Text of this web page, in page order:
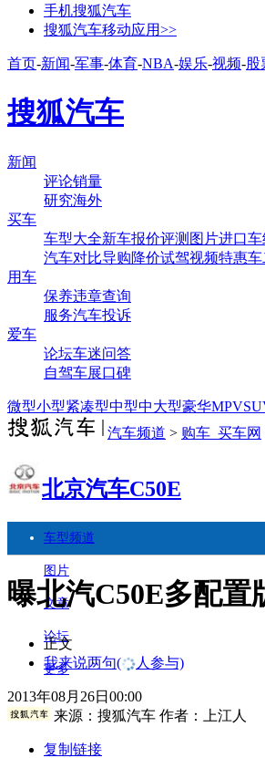
手机搜狐汽车
搜狐汽车移动应用>>
首页-新闻-军事-体育-NBA-娱乐-视频-股
搜狐汽车
新闻
评论销量
研究海外
买车
车型大全新车报价评测 图片进口车
汽车对比导购降价试驾视频特惠车
用车
保养违章查询
服务汽车投诉
爱车
论坛车迷问答
自驾车展口碑
微型小型紧凑型中型中大型豪华MPV
汽车频道 > 购车_买车网
北京汽车C50E
车型频道
图片
文章
论坛
更多
曝北汽C50E多配置
正文
我来说两句( 人参与)
2013年08月26日00:00
来源： 搜狐汽车作者：上江人
复制链接